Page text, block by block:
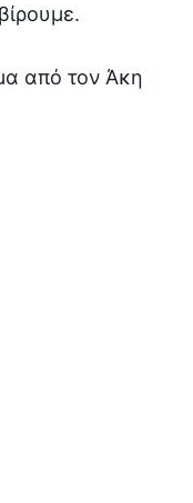
από τον Άκη